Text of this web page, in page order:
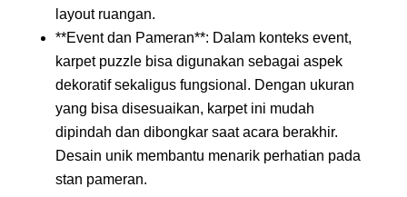
layout ruangan.
**Event dan Pameran**: Dalam konteks event,
karpet puzzle bisa digunakan sebagai aspek
dekoratif sekaligus fungsional. Dengan ukuran
yang bisa disesuaikan, karpet ini mudah
dipindah dan dibongkar saat acara berakhir.
Desain unik membantu menarik perhatian pada
stan pameran.